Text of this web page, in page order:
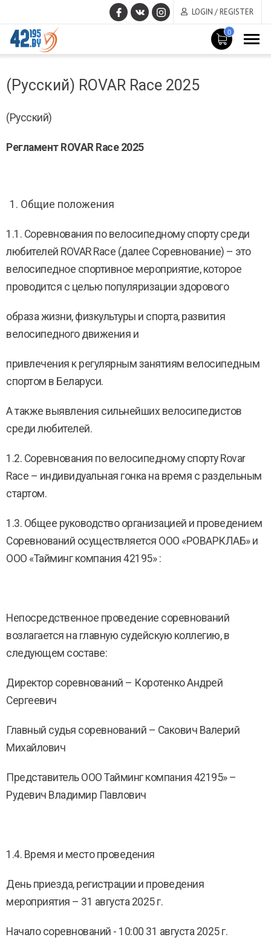
LOGIN / REGISTER
0
MAIN
CONTENT
14,
(Русский) ROVAR Race 2025
(Русский)
Регламент ROVAR Race 2025
Общие положения
1.1. Соревнования по велосипедному спорту среди
любителей ROVAR Race (далее Соревнование) – это
велосипедное спортивное мероприятие, которое
проводится с целью популяризации здорового
образа жизни, физкультуры и спорта, развития
велосипедного движения и
привлечения к регулярным занятиям велосипедным
спортом в Беларуси.
А также выявления сильнейших велосипедистов
среди любителей.
1.2. Соревнования по велосипедному спорту Rovar
Race – индивидуальная гонка на время с раздельным
стартом.
1.3. Общее руководство организацией и проведением
Соревнований осуществляется ООО «РОВАРКЛАБ» и
ООО «Тайминг компания 42195» :
Непосредственное проведение соревнований
возлагается на главную судейскую коллегию, в
следующем составе:
Директор соревнований – Коротенко Андрей
Сергеевич
Главный судья соревнований – Сакович Валерий
Михайлович
Представитель ООО Тайминг компания 42195» –
Рудевич Владимир Павлович
1.4. Время и место проведения
День приезда, регистрации и проведения
мероприятия – 31 августа 2025 г.
Начало соревнований - 10:00 31 августа 2025 г.